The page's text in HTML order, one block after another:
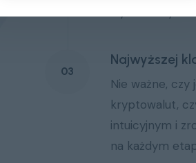
wymienianych
03
Najwyższej
Nie ważne,
kryptowalut,
intuicyjnym i
na każdym